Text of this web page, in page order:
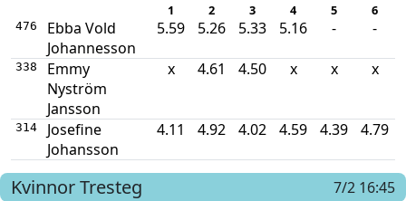
1 2 3 4 5 6
476
Ebba Vold
Johannesson
5.59 5.26 5.33 5.16 - -
338
Emmy
Nyström
Jansson
x 4.61 4.50 x x x
314
Josefine
Johansson
4.11 4.92 4.02 4.59 4.39 4.79
KvinnorTresteg
7/2 16:45